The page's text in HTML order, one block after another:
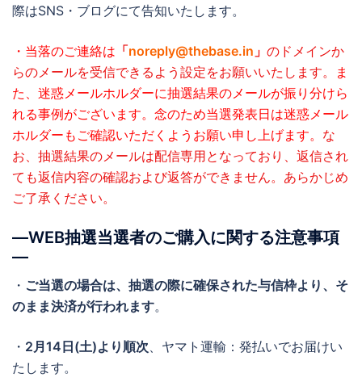
際はSNS・ブログにて告知いたします。
・当落のご連絡は 「noreply@thebase.in 」 のドメインか
らのメールを受信できるよう設定をお願いいたします。
ま
た、迷惑メールホルダーに抽選結果のメールが振り分けら
れる事例がございます。念のため当選発表日は迷惑メール
ホルダーもご確認いただくようお願い申し上げます。 な
お、抽選結果のメールは配信専用となっており、返信され
ても返信内容の確認および返答ができません。あらかじめ
ご了承ください。
―WEB抽選当選者のご購入に関する注意事項
―
・ ご当選の場合は、抽選の際に確保された与信枠より、そ
のまま決済が行われます。
・ 2月14日(土)より順次、ヤマト運輸：発払いでお届けい
たします。